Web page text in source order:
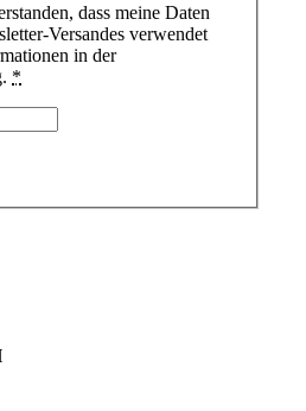
dass meine Daten
Versandes verwendet
in der
*